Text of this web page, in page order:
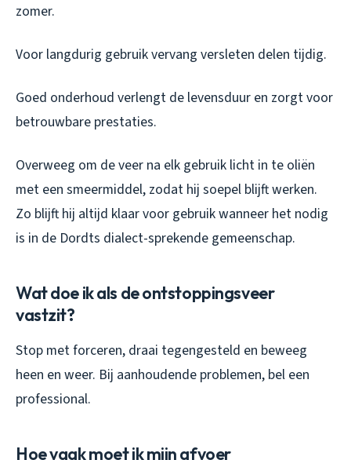
zomer.
Voor langdurig gebruik vervang versleten delen tijdig.
Goed onderhoud verlengt de levensduur en zorgt voor
betrouwbare prestaties.
Overweeg om de veer na elk gebruik licht in te oliën
met een smeermiddel, zodat hij soepel blijft werken.
Zo blijft hij altijd klaar voor gebruik wanneer het nodig
is in de Dordts dialect-sprekende gemeenschap.
Wat doe ik als de ontstoppingsveer
vastzit?
Stop met forceren, draai tegengesteld en beweeg
heen en weer. Bij aanhoudende problemen, bel een
professional.
Hoe vaak moet ik mijn afvoer